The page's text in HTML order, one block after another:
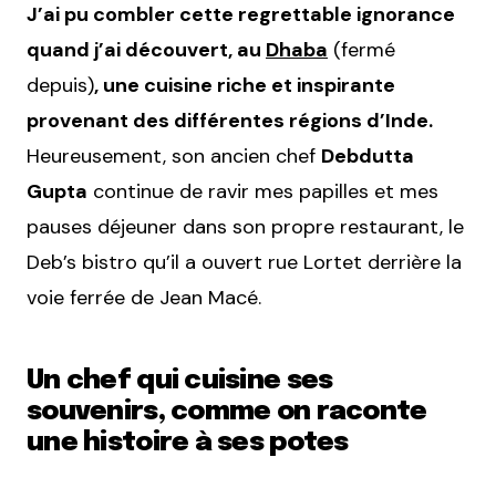
J’ai pu combler cette regrettable ignorance
quand j’ai découvert, au Dhaba (fermé
depuis), une cuisine riche et inspirante
provenant des différentes régions d’Inde.
Heureusement, son ancien chef Debdutta
Gupta continue de ravir mes papilles et mes
pauses déjeuner dans son propre restaurant, le
Deb’s bistro qu’il a ouvert rue Lortet derrière la
voie ferrée de Jean Macé.
Un chef qui cuisine ses
souvenirs, comme on raconte
une histoire à ses potes